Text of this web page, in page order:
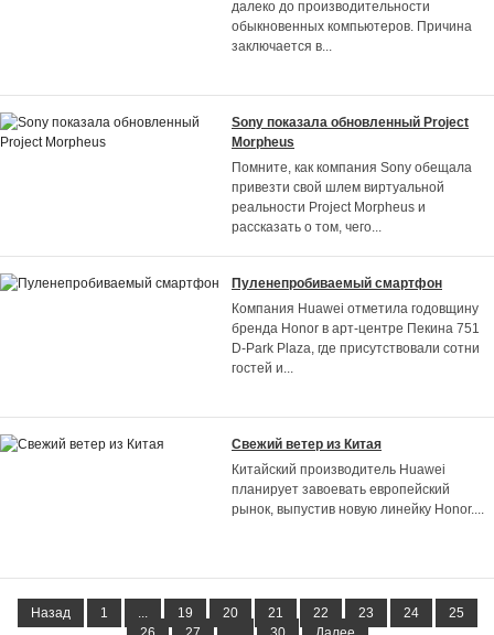
далеко до производительности
обыкновенных компьютеров. Причина
заключается в...
Sony показала обновленный Project
Morpheus
Помните, как компания Sony обещала
привезти свой шлем виртуальной
реальности Project Morpheus и
рассказать о том, чего...
Пуленепробиваемый смартфон
Компания Huawei отметила годовщину
бренда Honor в арт-центре Пекина 751
D-Park Plaza, где присутствовали сотни
гостей и...
Свежий ветер из Китая
Китайский производитель Huawei
планирует завоевать европейский
рынок, выпустив новую линейку Honor....
Назад 1 ... 19 20 21 22 23 24
25